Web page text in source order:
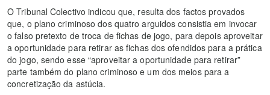
O Tribunal Colectivo indicou que, resulta dos factos provados
que, o plano criminoso dos quatro arguidos consistia em invocar
o falso pretexto de troca de fichas de jogo, para depois aproveitar
a oportunidade para retirar as fichas dos ofendidos para a prática
do jogo, sendo esse “aproveitar a oportunidade para retirar”
parte também do plano criminoso e um dos meios para a
concretização da astúcia.